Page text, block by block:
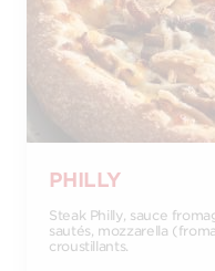
PHILLY
Steak Philly, sauce
sautés, mozzarella
croustillants.